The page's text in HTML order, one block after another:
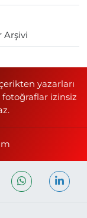
Arşivi
yazarları
fotoğraflar izinsiz